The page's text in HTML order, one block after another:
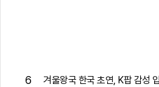
6 겨울왕국 한국 초연, K팝 감성